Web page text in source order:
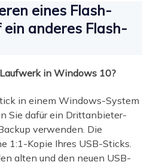
eines Flash-
anderes Flash-
in Windows 10?
in einem Windows-System
Sie dafür ein Drittanbieter-
verwenden. Die
1:1-Kopie Ihres USB-Sticks.
alten und den neuen USB-